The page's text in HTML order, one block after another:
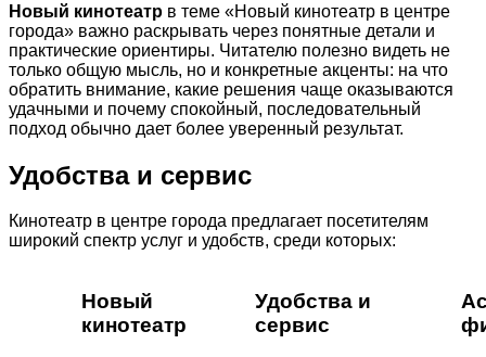
Новый кинотеатр в теме «Новый кинотеатр в центре
города» важно раскрывать через понятные детали и
практические ориентиры. Читателю полезно видеть не
только общую мысль, но и конкретные акценты: на что
обратить внимание, какие решения чаще оказываются
удачными и почему спокойный, последовательный
подход обычно дает более уверенный результат.
Удобства и сервис
Кинотеатр в центре города предлагает посетителям
широкий спектр услуг и удобств, среди которых:
Новый
кинотеатр
Удобства и
сервис